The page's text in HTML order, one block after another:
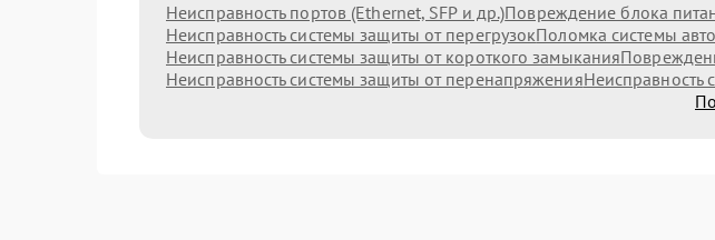
Неисправность портов (Ethernet, SFP и др.)Повреждение блока
Неисправность системы защиты от перегрузокПоломка системы
Неисправность системы защиты от короткого замыкания
Неисправность системы защиты от перенапряженияНеисправность